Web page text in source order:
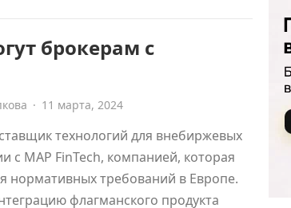
брокерам с
· 11 марта, 2024
технологий для внебиржевых
с MAP FinTech, компанией, которая
нормативных требований в Европе.
флагманского продукта